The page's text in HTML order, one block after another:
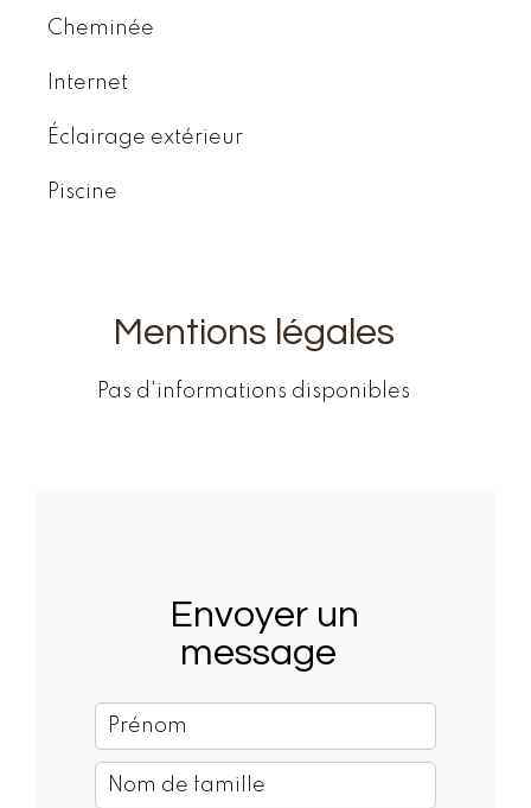
Cheminée
Internet
Éclairage extérieur
Piscine
Mentions légales
Pas d'informations disponibles
Envoyer un
message